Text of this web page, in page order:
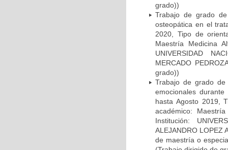
grado))
Trabajo de grado
osteopática en el
2020, Tipo de
Maestría Medicina
UNIVERSIDAD
MERCADO
grado))
Trabajo de grado
emocionales
hasta Agosto 2019,
académico:
Institución:
ALEJANDRO LOPEZ
de maestría o